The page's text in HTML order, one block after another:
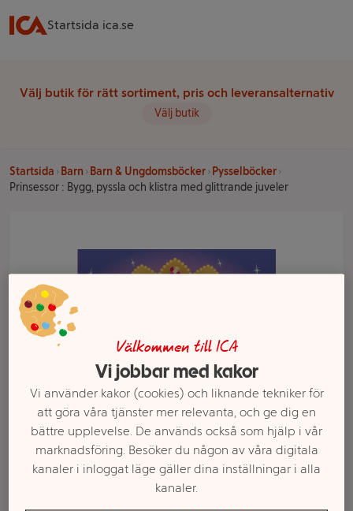
Startsida ica.se
Välj butik för rätt sortiment, pris och leveransalternativ
Välj butik
Startsida Barn Barn & Ungdomsböcker
Pysselböcker
Prinsessor : Bygg, pyssla och klistra med glittrande juveler
Välkommen till ICA
Vi jobbar med kakor
Vi använder kakor (cookies) och liknande tekniker för
att göra våra tjänster mer relevanta, och ge dig en
bättre upplevelse. De används också som hjälp i vår
marknadsföring. Besöker du någon av våra digitala
kanaler i inloggat läge gäller dina inställningar i alla
kanaler.